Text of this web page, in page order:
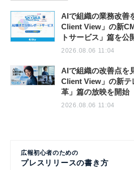
AIで組織の業務改善
Client View」の新
トサービス」篇を公
2026.08.06 11:04
AIで組織の改善点を
Client View」の新テ
革」篇の放映を開始
2026.08.06 11:04
広報初心者のための
プレスリリースの書き方